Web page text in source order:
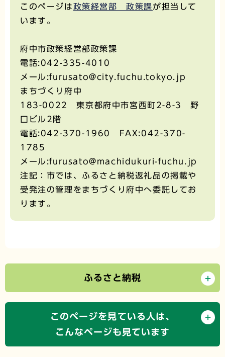
このページは政策経営部 政策課が担当して
います。
府中市政策経営部政策課
電話:042-335-4010
メール:furusato@city.fuchu.tokyo.jp
まちづくり府中
183-0022 東京都府中市宮西町2-8-3 野
口ビル2階
電話:042-370-1960 FAX:042-370-
1785
メール:furusato@machidukuri-fuchu.jp
注記：市では、ふるさと納税返礼品の掲載や
受発注の管理をまちづくり府中へ委託してお
ります。
ふるさと納税
このページを見ている人は、
こんなページも見ています